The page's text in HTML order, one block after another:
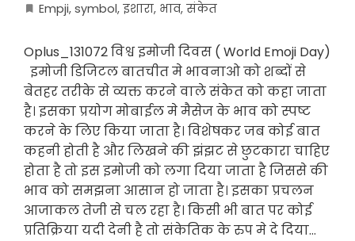
Empji, symbol, इशारा, भाव, संकेत
Oplus_131072 विश्व इमोजी दिवस ( World Emoji Day)
इमोजी डिजिटल बातचीत मे भावनाओ को शब्दों से
बेतहर तरीके से व्यक्त करने वाले संकेत को कहा जाता
है। इसका प्रयोग मोबाईल मे मैसेज के भाव को स्पष्ट
करने के लिए किया जाता है। विशेषकर जब कोई बात
कहनी होती है और लिखने की झंझट से छुटकारा चाहिए
होता है तो इस इमोजी को लगा दिया जाता है जिससे की
भाव को समझना आसान हो जाता है। इसका प्रचलन
आजाकल तेजी से चल रहा है। किसी भी बात पर कोई
प्रतिक्रिया यदी देनी है तो संकेतिक के रुप मे दे दिया…